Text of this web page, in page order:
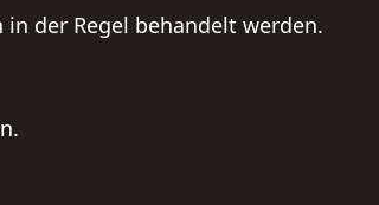
der Regel behandelt werden.